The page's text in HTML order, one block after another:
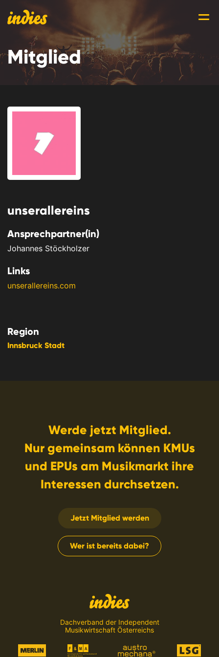
Mitglied
unserallereins
Ansprechpartner(in)
Johannes Stöckholzer
Links
unserallereins.com
Region
Innsbruck Stadt
Werde jetzt Mitglied.
Nur gemeinsam können KMUs
und EPUs am Musikmarkt ihre
Interessen durchsetzen.
Jetzt Mitglied werden
Wer ist bereits dabei?
Dachverband der Independent
Musikwirtschaft Österreichs